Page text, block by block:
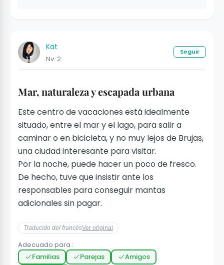
Kat
Nv. 2
Seguir
Mar, naturaleza y escapada urbana
Este centro de vacaciones está idealmente
situado, entre el mar y el lago, para salir a
caminar o en bicicleta, y no muy lejos de Brujas,
una ciudad interesante para visitar.
Por la noche, puede hacer un poco de fresco.
De hecho, tuve que insistir ante los
responsables para conseguir mantas
adicionales sin pagar.
Traducido del francésVer original
Adecuado para :
Familias
Parejas
Amigos